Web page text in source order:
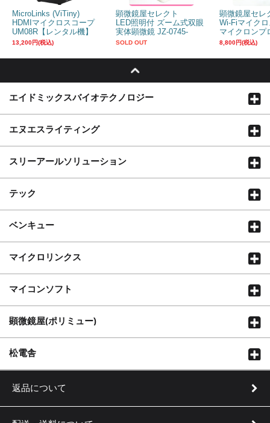
MicroLinks (ViTiny)
HDMIマイクロスコープ
UM08R【レンタル機】
13,200円(税込)
顕微鏡屋セレクト
LED照明付 ズーム式双眼
実体顕微鏡 JZ-0745-
LR【レンタル機】
SOLD OUT
顕微鏡屋セレ
Wi-Fiマイク
マイクロンプ
130HWUR【
8,800円(税込)
エイドミックスバイオテクノロジー
エヌエスライティング
スリーアールソリューション
テック
ベンキュー
マイクロリンクス
マイコンソフト
顕微鏡屋(ポリミュー)
松電舎
返品について